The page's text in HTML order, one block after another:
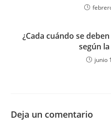
¿Cada cuándo se
según
junio
Deja un comentario